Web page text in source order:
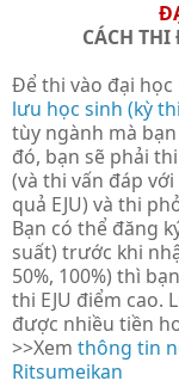
CÁCH
Để thi vào đại học
lưu học sinh (kỳ thi
tùy ngành mà
đó, bạn sẽ phải
(và thi vấn đáp
quả EJU) và thi
Bạn có thể đăng
suất) trước khi
50%, 100%) thì
thi EJU điểm cao.
được nhiều tiền
>>Xem thông tin
Ritsumeikan